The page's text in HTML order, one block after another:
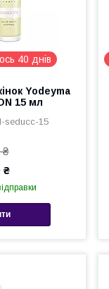
40 днів
Yodeyma
15 мл
seducc-15
₴
₴